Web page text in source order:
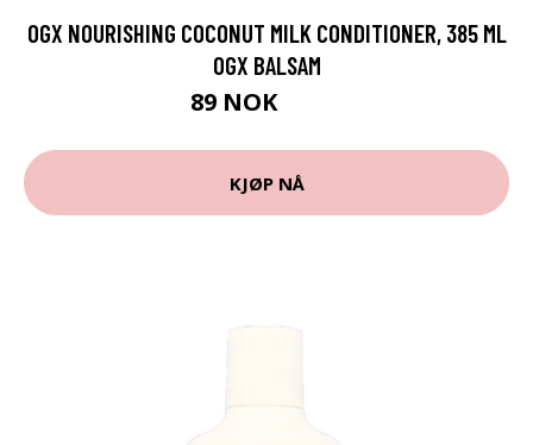
OGX NOURISHING COCONUT MILK CONDITIONER, 385 ML
OGX BALSAM
89 NOK
KJØP NÅ